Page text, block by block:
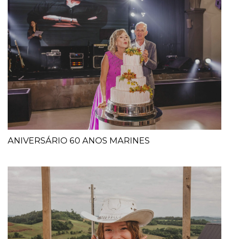
ANIVERSÁRIO 60 ANOS MARINES